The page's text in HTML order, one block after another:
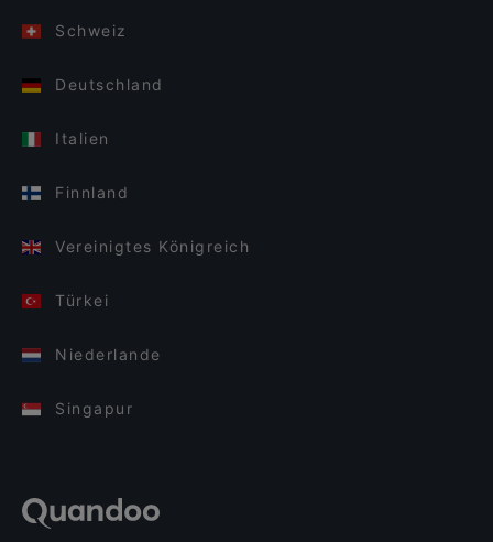
Schweiz
Deutschland
Italien
Finnland
Vereinigtes Königreich
Türkei
Niederlande
Singapur